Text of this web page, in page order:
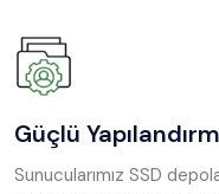
Güçlü
Sunucularımız SSD